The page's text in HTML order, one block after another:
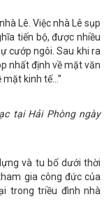
Lê. Việc nhà Lê sụp
tiến bộ, được nhiều
cướp ngôi. Sau khi ra
nhất định về mặt văn
kinh tế…”
tại Hải Phòng ngày
và tu bổ dưới thời
gia công đức của
trong triều đình nhà